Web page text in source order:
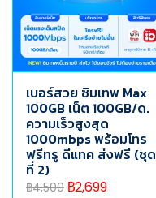
เบอร์สวย ซิมเทพ Max
100GB เน็ต 100GB/ด.
ความเร็วสูงสุด
1000mbps พร้อมโทร
ฟรีทรู ดีแทค ส่งฟรี (ชุด
ที่ 2)
฿4,500 ฿2,699